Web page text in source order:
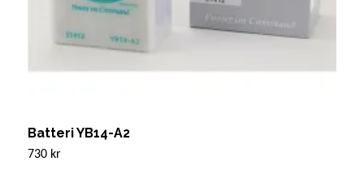
Batteri YB14-A2
730 kr